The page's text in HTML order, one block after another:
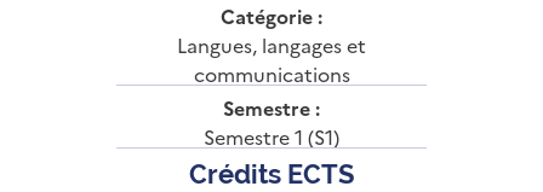
Catégorie :
Langues, langages et
communications
Semestre :
Semestre 1 (S1)
Crédits ECTS